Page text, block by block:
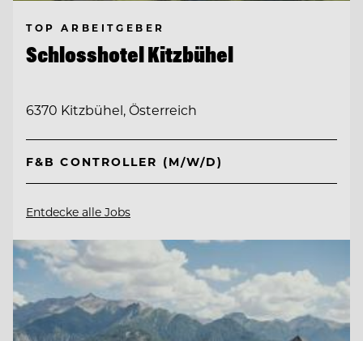
TOP ARBEITGEBER
Schlosshotel Kitzbühel
6370 Kitzbühel, Österreich
F&B CONTROLLER (M/W/D)
Entdecke alle Jobs